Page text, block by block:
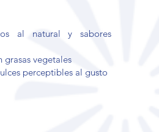
al natural y sabores
vegetales
perceptibles al gusto